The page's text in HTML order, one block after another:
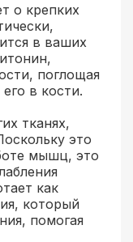
о крепких
в ваших
поглощая
в кости.
тканях,
это
мышц, это
как
который
помогая